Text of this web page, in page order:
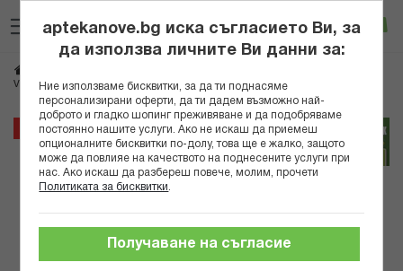
към
съдържанието
Вход
VICHY SOLEIL SPF50 МЛЯКО ЗА ДЕЦА ЗА ЛИЦЕ И ТЯЛО 300МЛ 323639 Б
25%
Преминете
края
aptekanove.bg иска съгласието Ви, за
да използва личните Ви данни за:
Ние използваме бисквитки, за да ти поднасяме
персонализирани оферти, да ти дадем възможно най-
доброто и гладко шопинг преживяване и да подобряваме
постоянно нашите услуги. Ако не искаш да приемеш
опционалните бисквитки по-долу, това ще е жалко, защото
може да повлияе на качеството на поднесените услуги при
нас. Ако искаш да разбереш повече, молим, прочети
Политиката за бисквитки
Получаване на съгласие